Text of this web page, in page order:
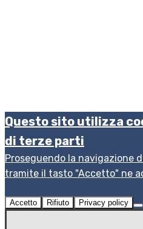
Questo sito utilizza
di terze parti
Proseguendo la navigazione
tramite il tasto "Accetto" ne
Accetto Rifiuto Privacy policy